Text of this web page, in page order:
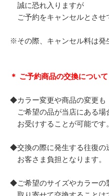
誠に恐れ入りますが
ご予約をキャンセルとさせ
※その際、キャンセル料は発
＊ ご予約商品の交換について
◆カラー変更や商品の変更も
ご希望の品が当店にある場
お受けすることが可能です。
◆交換の際に発生する往復の
お客さま負担となります。
◆ご希望のサイズやカラーの